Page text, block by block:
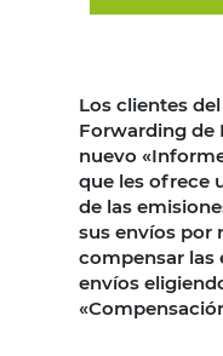
Los clientes
Forwarding de
nuevo
que les ofrece
de las
sus envíos por
compensar las
envíos